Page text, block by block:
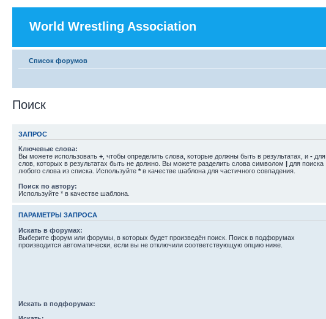
World Wrestling Association
Список форумов
Поиск
ЗАПРОС
Ключевые слова:
Вы можете использовать + , чтобы определить слова, которые должны быть в результатах, и - для
слов, которых в результатах быть не должно. Вы можете разделить слова символом | для поиска
любого слова из списка. Используйте * в качестве шаблона для частичного совпадения.
Поиск по автору:
Используйте * в качестве шаблона.
ПАРАМЕТРЫ ЗАПРОСА
Искать в форумах:
Выберите форум или форумы, в которых будет произведён поиск. Поиск в подфорумах
производится автоматически, если вы не отключили соответствующую опцию ниже.
Искать в подфорумах: